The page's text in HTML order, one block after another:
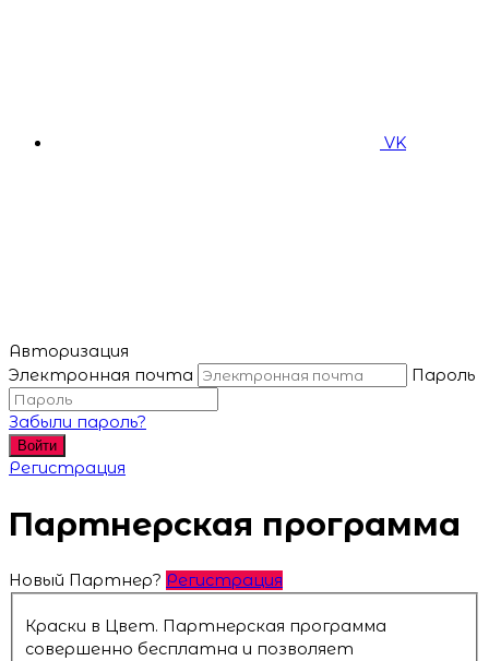
VK
Авторизация
Электронная почта
Пароль
Забыли пароль?
Войти
Регистрация
Партнерская программа
Новый Партнер? Регистрация
Краски в Цвет. Партнерская программа
совершенно бесплатна и позволяет